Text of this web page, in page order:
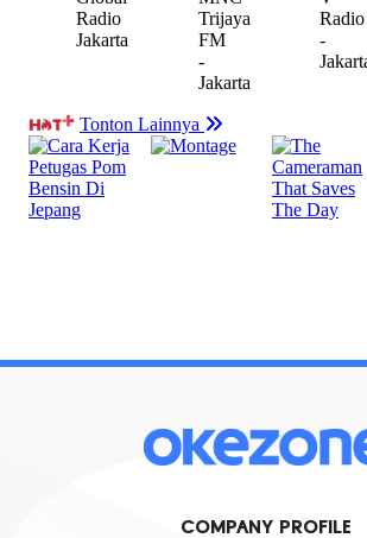
COMPANY PROFILE